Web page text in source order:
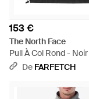
153 €
The North Face
Pull À Col Rond - Noir
De FARFETCH